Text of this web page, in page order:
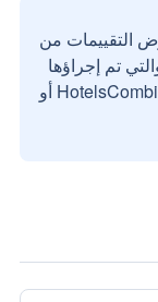
التقييمات من
تم إجراؤها
بواسطة مستخدمين حقيقيين مع HotelsCombined أو